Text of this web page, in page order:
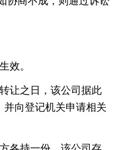
效。
让之日，该公司据此
向登记机关申请相关